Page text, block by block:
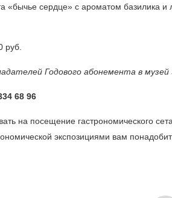
«бычье сердце» с ароматом базилика и
руб.
Годового абонемента в
68 96
на посещение гастрономического
экспозициями вам